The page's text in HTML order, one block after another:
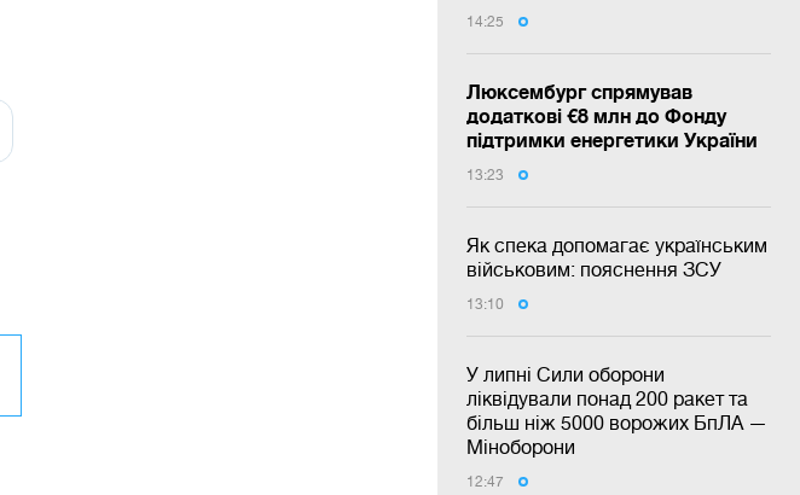
14:25
Люксембург спрямував
додаткові €8 млн до Фонду
підтримки енергетики України
13:23
Як спека допомагає українським
військовим: пояснення ЗСУ
13:10
У липні Сили оборони
ліквідували понад 200 ракет та
більш ніж 5000 ворожих БпЛА —
Міноборони
12:47